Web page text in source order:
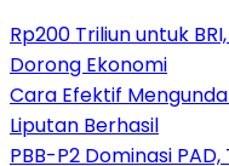
Rp200 Triliun untuk BRI,
Dorong Ekonomi
Cara Efektif
Liputan Berhasil
PBB-P2 Dominasi